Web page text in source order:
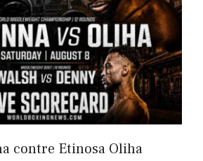
contre Etinosa Oliha